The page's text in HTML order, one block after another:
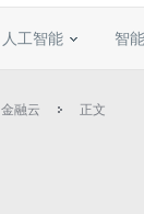
人工智能 智
金融云 正文